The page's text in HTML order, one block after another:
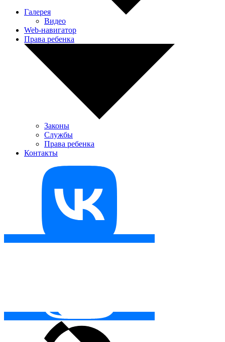
Галерея
Видео
Web-навигатор
Права ребенка
Законы
Службы
Права ребенка
Контакты